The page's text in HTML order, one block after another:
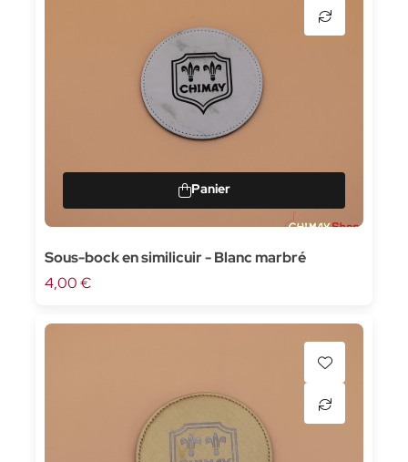
Sous-bock en similicuir - Blanc marbré
4,00 €